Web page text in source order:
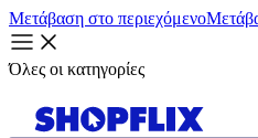
Μετάβαση στο περιεχόμενο
Όλες οι κατηγορίες